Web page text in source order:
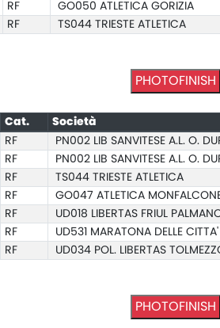
RF GO050 ATLETICA GORIZIA
RF TS044 TRIESTE ATLETICA
PHOTOFINISH
Cat. Società
RF PN002 LIB SANVITESE A.L. O.
RF PN002 LIB SANVITESE A.L. O.
RF TS044 TRIESTE ATLETICA
RF GO047 ATLETICA
RF UD018 LIBERTAS FRIUL
RF UD531 MARATONA DELLE
RF UD034 POL. LIBERTAS
PHOTOFINISH